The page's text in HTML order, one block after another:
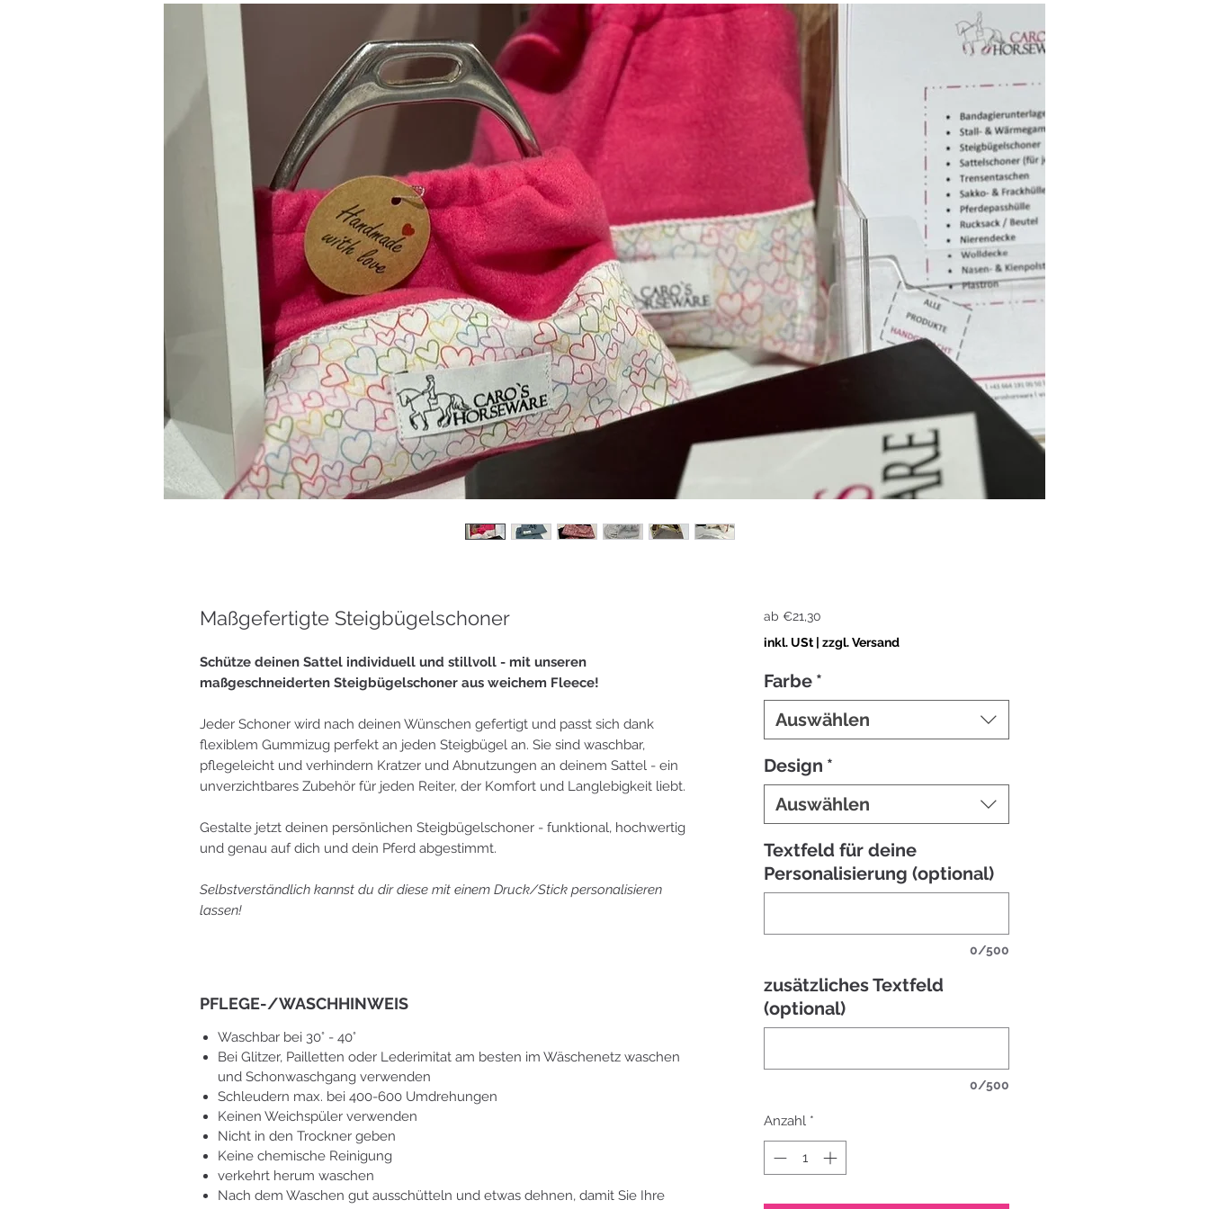
Maßgefertigte Steigbügelschoner
Schütze deinen Sattel individuell und stillvoll - mit unseren
maßgeschneiderten Steigbügelschoner aus weichem Fleece!
Jeder Schoner wird nach deinen Wünschen gefertigt und passt sich dank
flexiblem Gummizug perfekt an jeden Steigbügel an. Sie sind waschbar,
pflegeleicht und verhindern Kratzer und Abnutzungen an deinem Sattel - ein
unverzichtbares Zubehör für jeden Reiter, der Komfort und Langlebigkeit liebt.
Gestalte jetzt deinen persönlichen Steigbügelschoner - funktional, hochwertig
und genau auf dich und dein Pferd abgestimmt.
Selbstverständlich kannst du dir diese mit einem Druck/Stick personalisieren
lassen!
PFLEGE-/WASCHHINWEIS
Waschbar bei 30° - 40°
Bei Glitzer, Pailletten oder Lederimitat am besten im Wäschenetz waschen
und Schonwaschgang verwenden
Schleudern max. bei 400-600 Umdrehungen
Keinen Weichspüler verwenden
Nicht in den Trockner geben
Keine chemische Reinigung
verkehrt herum waschen
Nach dem Waschen gut ausschütteln und etwas dehnen, damit Sie Ihre
ab €21,30Sale-
Preis
inkl. USt| zzgl. Versand
Farbe *
Auswählen
Design *
Auswählen
Textfeld für deine
Personalisierung (optional)
0/500
zusätzliches Textfeld
(optional)
0/500
Anzahl *